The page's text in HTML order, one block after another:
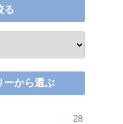
る
ーから選ぶ
28